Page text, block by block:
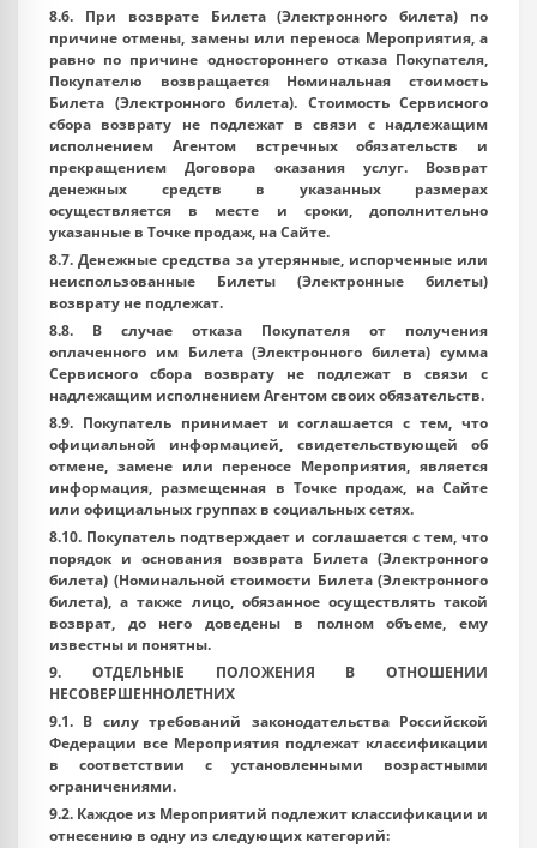
8.6. При возврате Билета (Электронного билета) по
причине отмены, замены или переноса Мероприятия, а
равно по причине одностороннего отказа Покупателя,
Покупателю возвращается Номинальная стоимость
Билета (Электронного билета). Стоимость Сервисного
сбора возврату не подлежат в связи с надлежащим
исполнением Агентом встречных обязательств и
прекращением Договора оказания услуг. Возврат
денежных средств в указанных размерах
осуществляется в месте и сроки, дополнительно
указанные в Точке продаж, на Сайте.
8.7. Денежные средства за утерянные, испорченные или
неиспользованные Билеты (Электронные билеты)
возврату не подлежат.
8.8. В случае отказа Покупателя от получения
оплаченного им Билета (Электронного билета) сумма
Сервисного сбора возврату не подлежат в связи с
надлежащим исполнением Агентом своих обязательств.
8.9. Покупатель принимает и соглашается с тем, что
официальной информацией, свидетельствующей об
отмене, замене или переносе Мероприятия, является
информация, размещенная в Точке продаж, на Сайте
или официальных группах в социальных сетях.
8.10. Покупатель подтверждает и соглашается с тем, что
порядок и основания возврата Билета (Электронного
билета) (Номинальной стоимости Билета (Электронного
билета), а также лицо, обязанное осуществлять такой
возврат, до него доведены в полном объеме, ему
известны и понятны.
9. ОТДЕЛЬНЫЕ ПОЛОЖЕНИЯ В ОТНОШЕНИИ
НЕСОВЕРШЕННОЛЕТНИХ
9.1. В силу требований законодательства Российской
Федерации все Мероприятия подлежат классификации
в соответствии с установленными возрастными
ограничениями.
9.2. Каждое из Мероприятий подлежит классификации и
отнесению в одну из следующих категорий: